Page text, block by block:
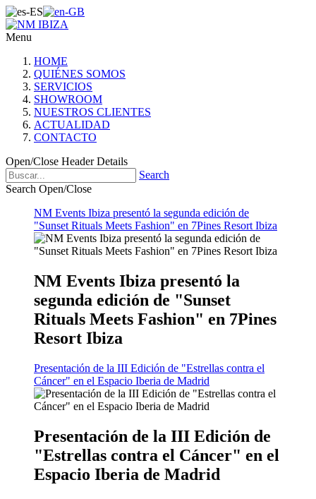
Menu
HOME
QUIÉNES SOMOS
SERVICIOS
SHOWROOM
NUESTROS CLIENTES
ACTUALIDAD
CONTACTO
Open/Close Header Details
Search
Search Open/Close
NM Events Ibiza presentó la segunda edición de
"Sunset Rituals Meets Fashion" en 7Pines Resort Ibiza
NM Events Ibiza presentó la
segunda edición de "Sunset
Rituals Meets Fashion" en 7Pines
Resort Ibiza
Presentación de la III Edición de "Estrellas contra el
Cáncer" en el Espacio Iberia de Madrid
Presentación de la III Edición de
"Estrellas contra el Cáncer" en el
Espacio Iberia de Madrid